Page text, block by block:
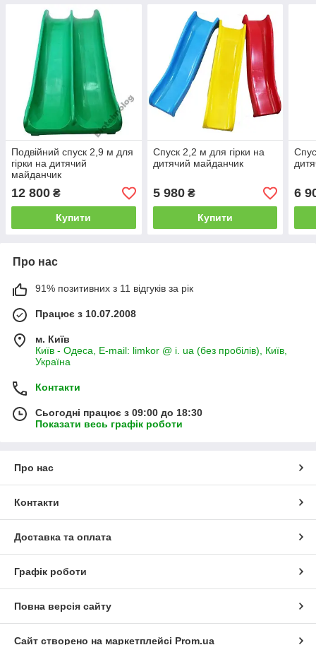
Подвійний спуск 2,9 м для
гірки на дитячий
майданчик
12 800 ₴
Купити
Спуск 2,2 м для гірки на
дитячий майданчик
5 980₴
Купити
6
Про нас
91% позитивних з 11 відгуків за рік
Працює з 10.07.2008
м. Київ
Київ - Одеса, E-mail: limkor @ i. ua (без пробілів), Київ,
Україна
Контакти
Сьогодні працює з 09:00 до 18:30
Показати весь графік роботи
Про нас
Контакти
Доставка та оплата
Графік роботи
Повна версія сайту
Сайт створено на маркетплейсі Prom.ua